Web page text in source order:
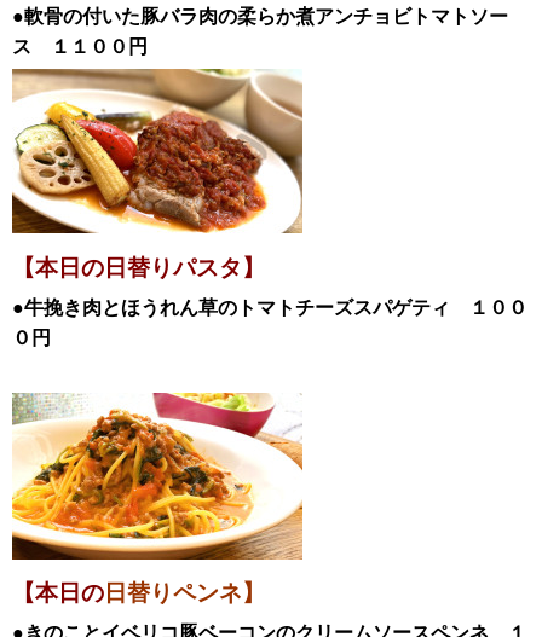
●軟骨の付いた豚バラ肉の柔らか煮アンチョビトマトソー
ス １１００ 円
【本日の日替りパスタ】
●牛挽き肉とほうれん草のトマトチーズスパゲティ
１００
０ 円
【本日の 日替りペンネ】